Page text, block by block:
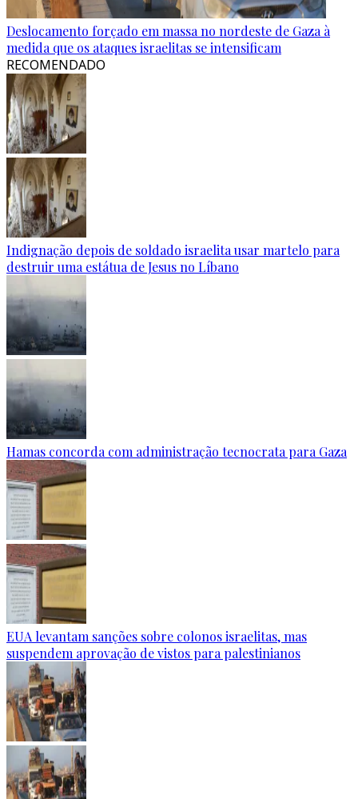
Deslocamento forçado em massa no nordeste de Gaza à
medida que os ataques israelitas se intensificam
RECOMENDADO
Indignação depois de soldado israelita usar martelo para
destruir uma estátua de Jesus no Líbano
Hamas concorda com administração tecnocrata para Gaza
EUA levantam sanções sobre colonos israelitas, mas
suspendem aprovação de vistos para palestinianos